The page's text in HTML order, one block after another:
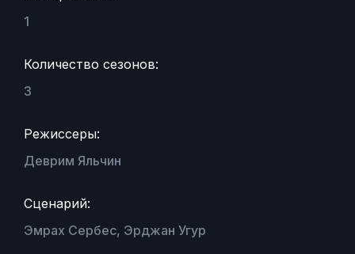
1
Количество сезонов:
3
Режиссеры:
Деврим Яльчин
Сценарий:
Эмрах Сербес, Эрджан Угур